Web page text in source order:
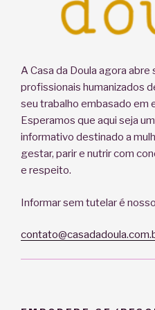
A Casa da Doula agora abre
profissionais humanizados
seu trabalho embasado em
Esperamos que aqui seja
informativo destinado a
gestar, parir e nutrir com
e respeito.
Informar sem tutelar é